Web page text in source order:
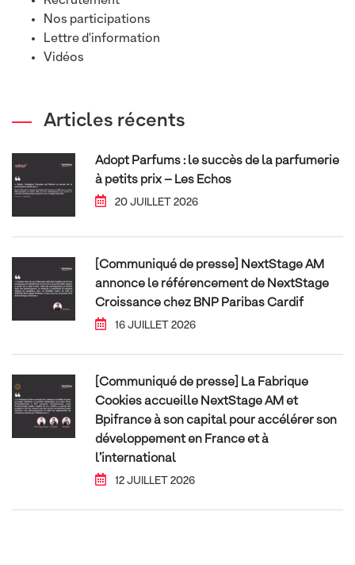
Nos participations
Lettre d'information
Vidéos
Articles récents
Adopt Parfums : le succès de la parfumerie
à petits prix – Les Echos
20 JUILLET 2026
[Communiqué de presse] NextStage AM
annonce le référencement de NextStage
Croissance chez BNP Paribas Cardif
16 JUILLET 2026
[Communiqué de presse] La Fabrique
Cookies accueille NextStage AM et
Bpifrance à son capital pour accélérer son
développement en France et à
l’international
12 JUILLET 2026